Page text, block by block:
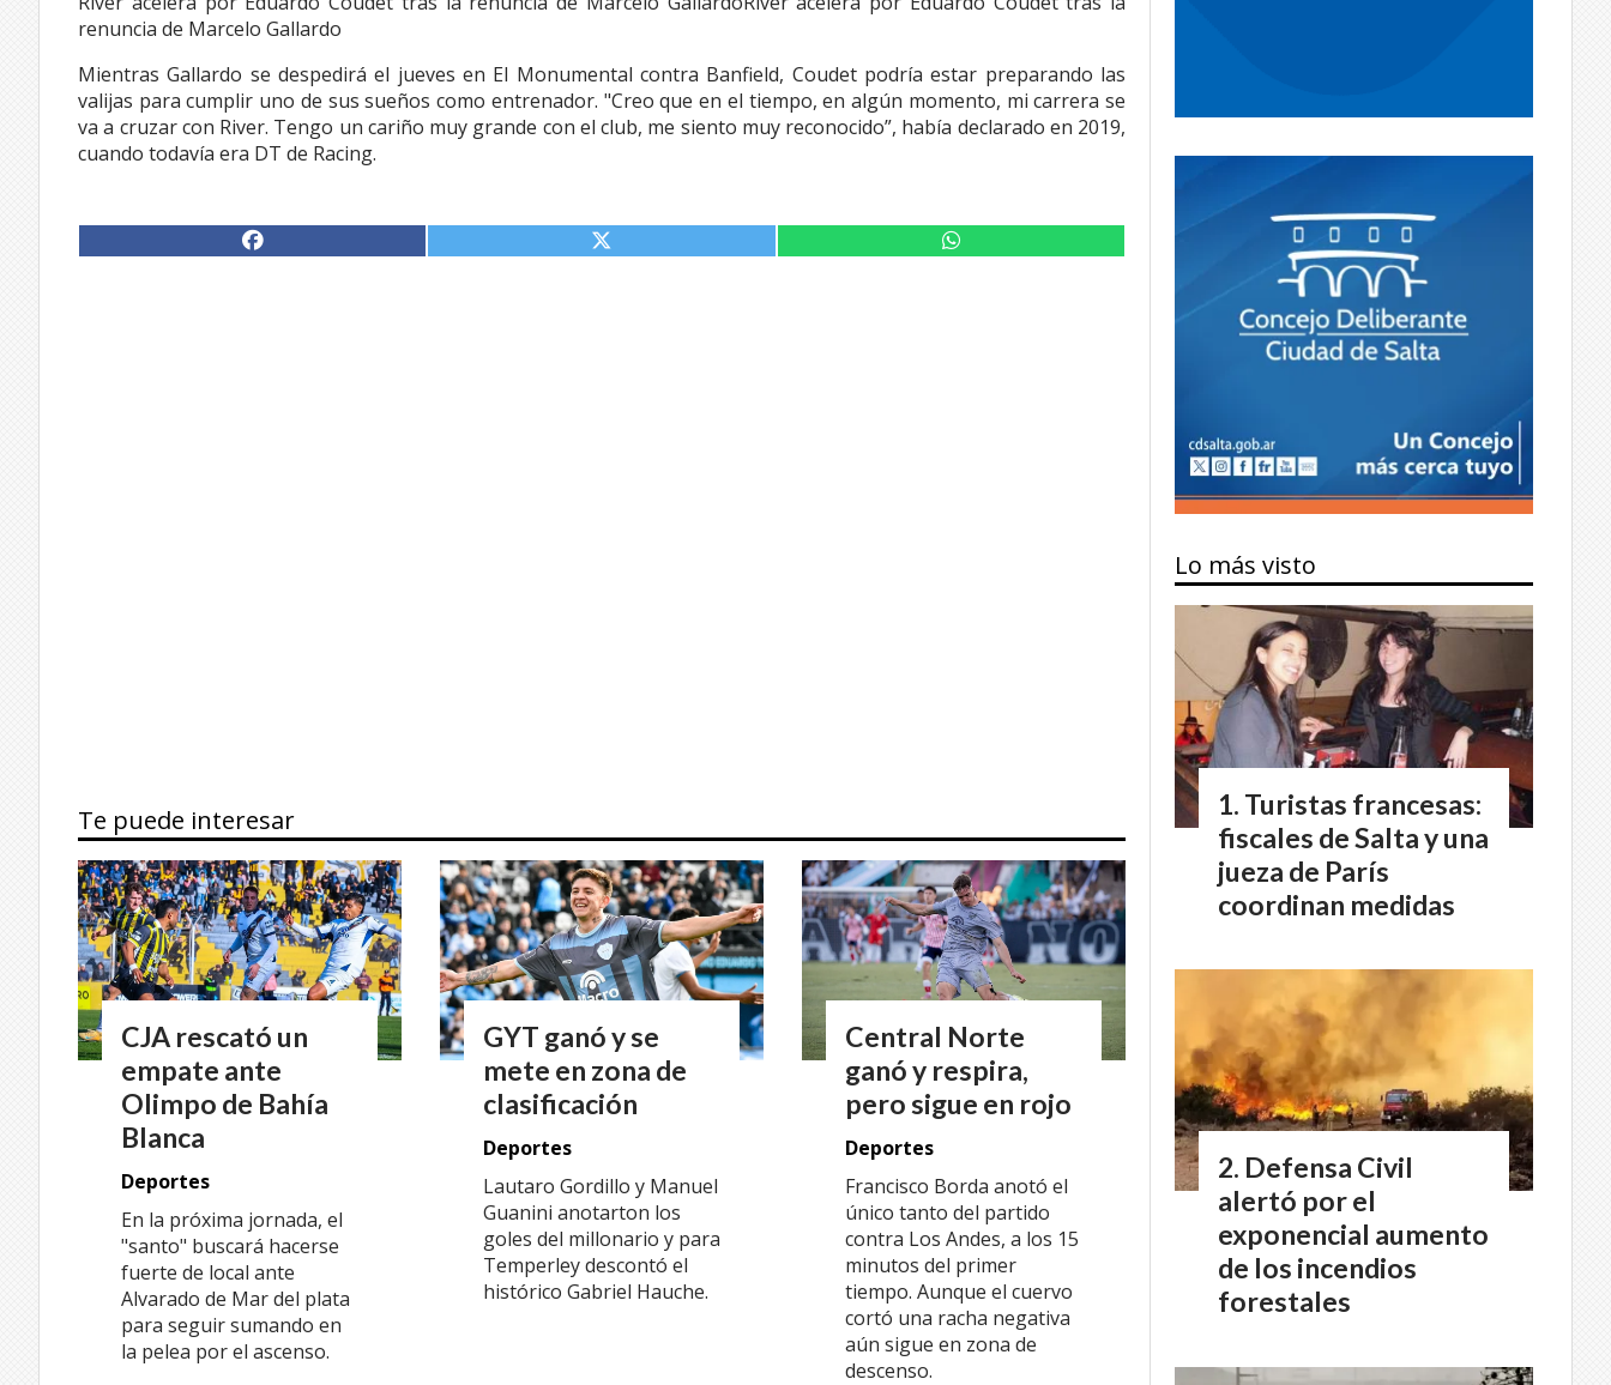
renuncia de Marcelo Gallardo
Mientras Gallardo se despedirá el jueves en El Monumental contra Banfield, Coudet podría estar preparando las
valijas para cumplir uno de sus sueños como entrenador. "Creo que en el tiempo, en algún momento, mi carrera se
va a cruzar con River. Tengo un cariño muy grande con el club, me siento muy reconocido”, había declarado en 2019,
cuando todavía era DT de Racing.
Te puede interesar
CJA rescató un
empate ante
Olimpo de Bahía
Blanca
Deportes
En la próxima jornada, el
"santo" buscará hacerse
fuerte de local ante
Alvarado de Mar del plata
para seguir sumando en
la pelea por el ascenso.
GYT ganó y se
mete en zona de
clasificación
Deportes
Lautaro Gordillo y Manuel
Guanini anotarton los
goles del millonario y para
Temperley descontó el
histórico Gabriel Hauche.
Central Norte
ganó y respira,
pero sigue en rojo
Deportes
Francisco Borda anotó el
único tanto del partido
contra Los Andes, a los 15
minutos del primer
tiempo. Aunque el cuervo
cortó una racha negativa
aún sigue en zona de
descenso.
Lo más visto
Turistas francesas:
fiscales de Salta y una
jueza de París
coordinan medidas
Defensa Civil
alertó por el
exponencial aumento
de los incendios
forestales